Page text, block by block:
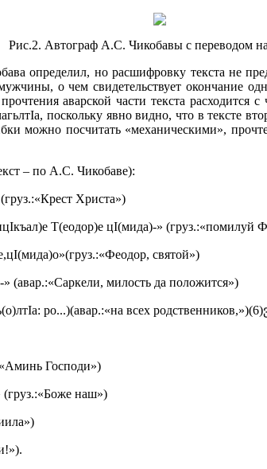
Рис.2. Автограф А.С. Чикобавы с переводом
определил, но расшифровку текста не
о чем свидетельствует окончание
аварской части текста расходится
поскольку явно видно, что в тексте
можно посчитать «механическими»,
– по А.С. Чикобаве):
Христа»)
Т(еодор)е цI(мида)-» (груз.:«помилуй
святой»)
милость да положится»)
ро...)(авар.:«на всех
Господи»)
наш»)